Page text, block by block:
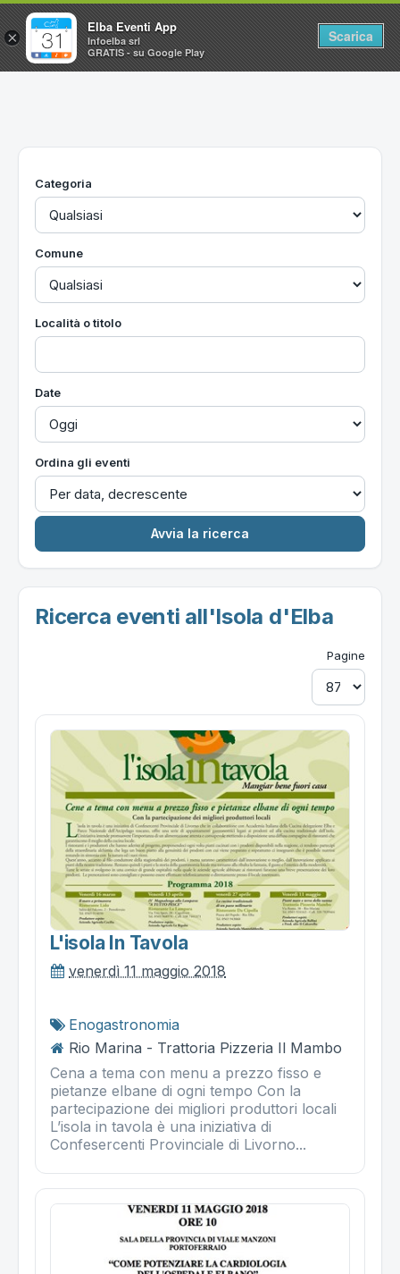
Home
Utilità
Categoria
Comune
Località o titolo
Date
Ordina gli eventi
Ricerca eventi all'Isola d'Elba
Pagine
L'isola In Tavola
venerdì 11 maggio 2018
Enogastronomia
Rio Marina - Trattoria Pizzeria Il Mambo
Cena a tema con menu a prezzo fisso e
pietanze elbane di ogni tempo Con la
partecipazione dei migliori produttori locali
L’isola in tavola è una iniziativa di
Confesercenti Provinciale di Livorno...
×
Elba Eventi App
Infoelba srl
GRATIS - su Google Play
Scarica